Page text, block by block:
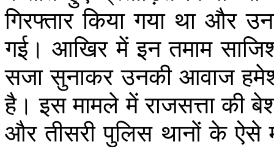
गिरफ्तार किया गया था और
गई। आखिर में इन तमाम
सजा सुनाकर उनकी आवाज
है। इस मामले में राजसत्ता की
और तीसरी पुलिस थानों के ऐसे